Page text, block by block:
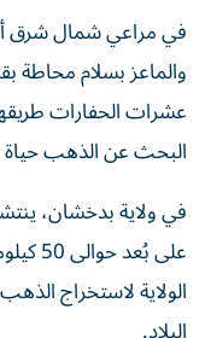
في مراعي شمال شرق
والماعز بسلام
عشرات الحفارات
البحث عن الذهب حياة
في ولاية بدخشان،
على
الولاية لاستخراج